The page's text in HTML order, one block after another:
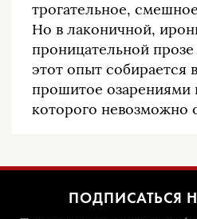
трогательное,
Но в лаконичной,
проницательной прозе
этот опыт собирается
прошитое озарениями
которого невозможно
ПОДПИСАТЬСЯ